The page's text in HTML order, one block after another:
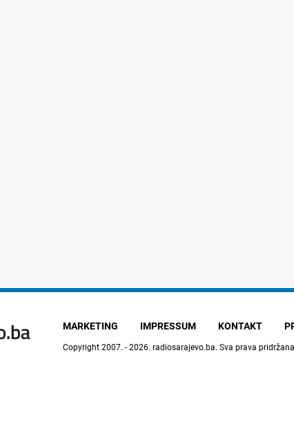
MARKETING IMPRESSUM KONTAKT
Copyright 2007. - 2026. radiosarajevo.ba. Sva prava